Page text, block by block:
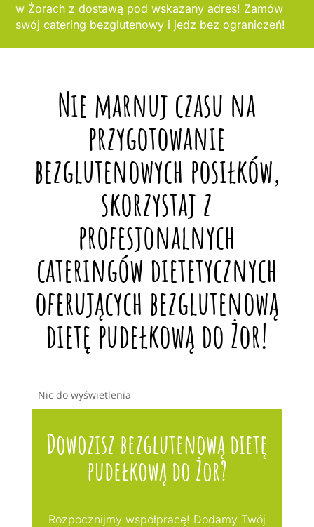
w Żorach z dostawą pod wskazany adres! Zamów
swój catering bezglutenowy i jedz bez ograniczeń!
Nie marnuj czasu na
przygotowanie
bezglutenowych posiłków,
skorzystaj z
profesjonalnych
cateringów dietetycznych
oferujących bezglutenową
dietę pudełkową do Żor!
Nic do wyświetlenia
Dowozisz bezglutenową dietę
pudełkową do Żor?
Rozpocznijmy współpracę! Dodamy Twój